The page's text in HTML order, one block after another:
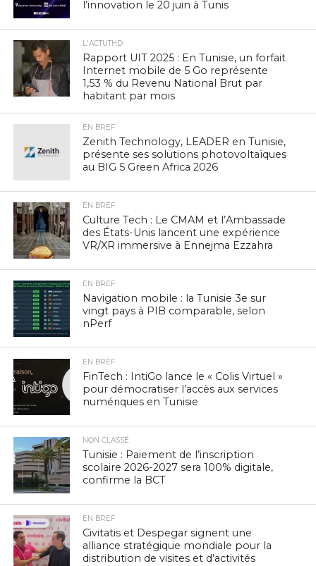
l’innovation le 20 juin à Tunis
L'ACTUTHD
Rapport UIT 2025 : En Tunisie, un forfait
Internet mobile de 5 Go représente
1,53 % du Revenu National Brut par
habitant par mois
EN BREF
Zenith Technology, LEADER en Tunisie,
présente ses solutions photovoltaïques
au BIG 5 Green Africa 2026
EN BREF
Culture Tech : Le CMAM et l’Ambassade
des États-Unis lancent une expérience
VR/XR immersive à Ennejma Ezzahra
EN BREF
Navigation mobile : la Tunisie 3e sur
vingt pays à PIB comparable, selon
nPerf
EN BREF
FinTech : IntiGo lance le « Colis Virtuel »
pour démocratiser l’accès aux services
numériques en Tunisie
NON CLASSÉ
Tunisie : Paiement de l’inscription
scolaire 2026-2027 sera 100% digitale,
confirme la BCT
EN BREF
Civitatis et Despegar signent une
alliance stratégique mondiale pour la
distribution de visites et d’activités